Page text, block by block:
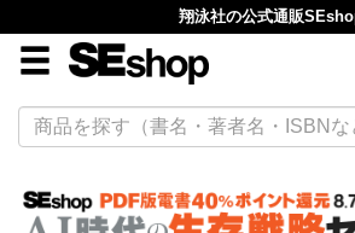
翔泳社の公式通販